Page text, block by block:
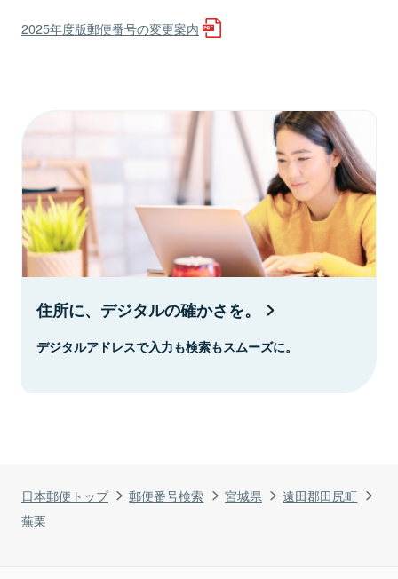
日本郵便トップ 郵便番号検索 宮城県
遠田郡田尻町
蕪栗
2025年度版郵便番号の変更案内
住所に、デジタルの確かさを。
デジタルアドレスで入力も検索もスムーズに。